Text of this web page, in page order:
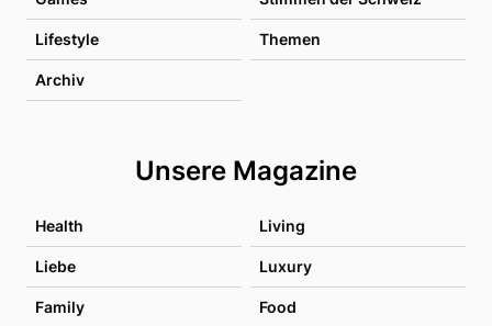
Lifestyle Themen
Archiv
Unsere Magazine
Health Living
Liebe Luxury
Family Food